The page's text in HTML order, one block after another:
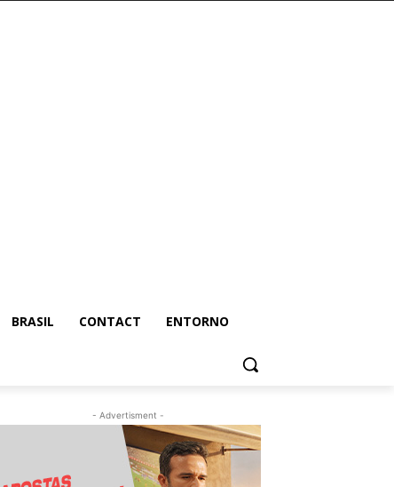
BRASIL CONTACT ENTORNO
- Advertisment -